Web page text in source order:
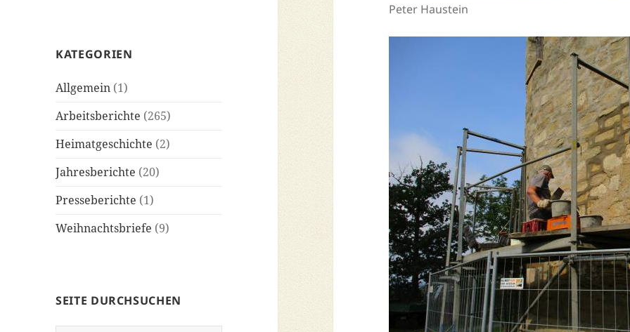
KATEGORIEN
Allgemein (1)
Arbeitsberichte (265)
Heimatgeschichte (2)
Jahresberichte (20)
Presseberichte (1)
Weihnachtsbriefe (9)
SEITE DURCHSUCHEN
Peter Haustein